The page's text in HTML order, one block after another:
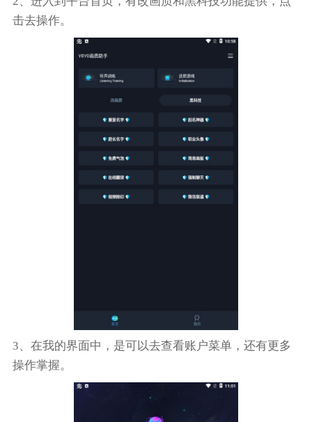
击去操作。
3、在我的界面中，是可以去查看账户菜单，还有更多
操作掌握。